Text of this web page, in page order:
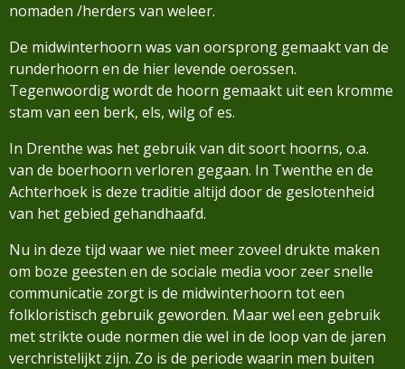
nomaden /herders van weleer.
De midwinterhoorn was van oorsprong gemaakt van de
runderhoorn en de hier levende oerossen.
Tegenwoordig wordt de hoorn gemaakt uit een kromme
stam van een berk, els, wilg of es.
In Drenthe was het gebruik van dit soort hoorns, o.a.
van de boerhoorn verloren gegaan. In Twenthe en de
Achterhoek is deze traditie altijd door de geslotenheid
van het gebied gehandhaafd.
Nu in deze tijd waar we niet meer zoveel drukte maken
om boze geesten en de sociale media voor zeer snelle
communicatie zorgt is de midwinterhoorn tot een
folkloristisch gebruik geworden. Maar wel een gebruik
met strikte oude normen die wel in de loop van de jaren
verchristelijkt zijn. Zo is de periode waarin men buiten